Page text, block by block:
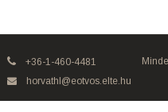
+36-1-460-4481
horvathl@eotvos.elte.hu